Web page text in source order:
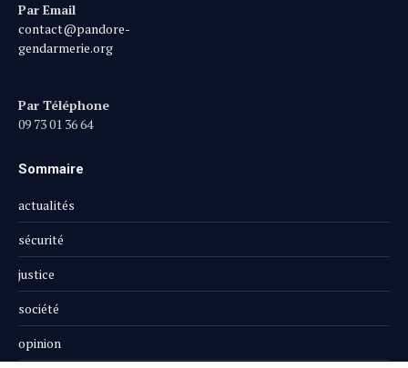
Par Email
contact@pandore-
gendarmerie.org
Par Téléphone
09 73 01 36 64
Sommaire
actualités
sécurité
justice
société
opinion